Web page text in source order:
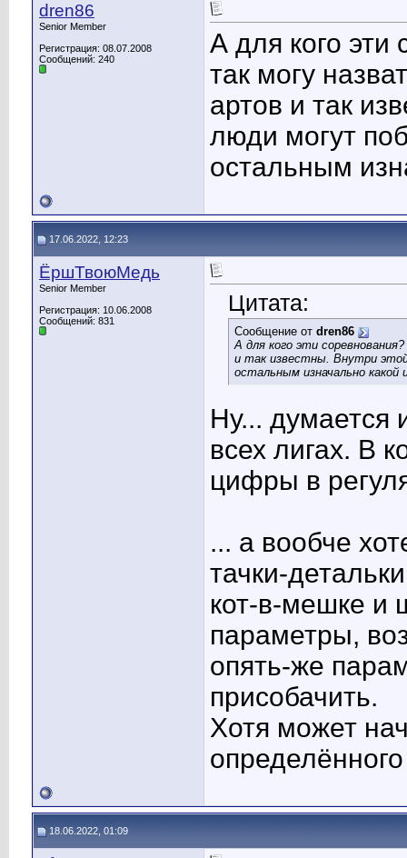
dren86
Senior Member
Регистрация: 08.07.2008
Сообщений: 240
А для кого
так могу
артов и так
люди могут
остальным
17.06.2022, 12:23
ЁршТвоюМедь
Senior Member
Регистрация: 10.06.2008
Сообщений: 831
Цитата:
Сообщение от dren86
А для кого эти
и так известны. Внутри
остальным изначально какой
Ну... думается
всех лигах. В
цифры в
... а вообче
тачки-
кот-в-мешке и
параметры,
опять-же
присобачить.
Хотя может
18.06.2022, 01:09